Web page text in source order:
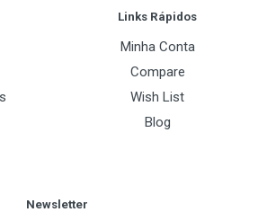
de alta durabilidade
personalizável
Técnicas
Links Rápidos
Minha Conta
Compare
Wish List
Blog
Newsletter